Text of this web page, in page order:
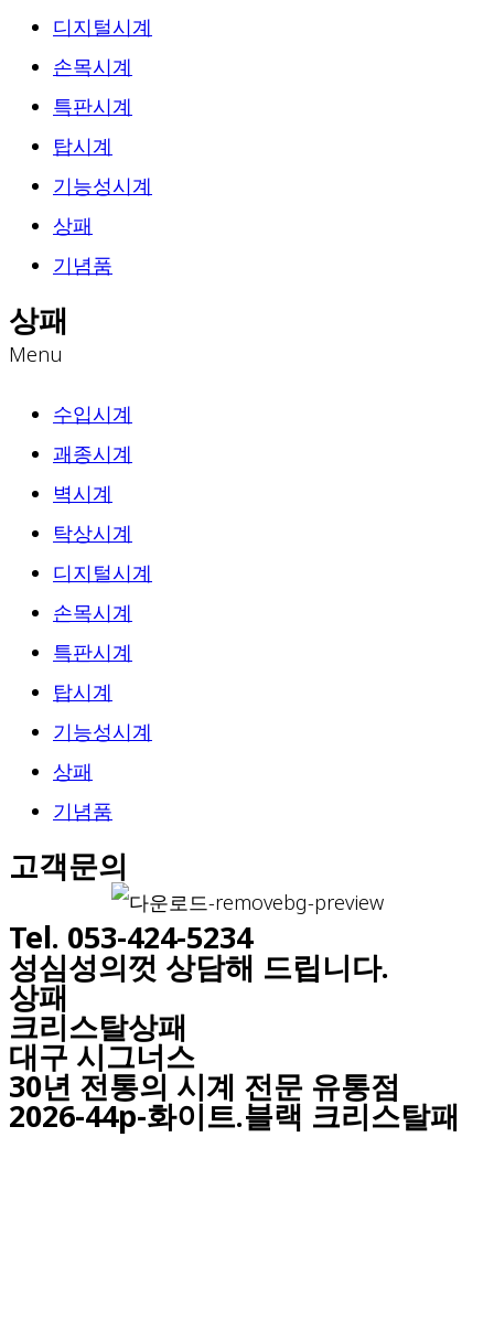
디지털시계
손목시계
특판시계
탑시계
기능성시계
상패
기념품
상패
Menu
수입시계
괘종시계
벽시계
탁상시계
디지털시계
손목시계
특판시계
탑시계
기능성시계
상패
기념품
고객문의
Tel. 053-424-5234
성심성의껏 상담해 드립니다.
상패
크리스탈상패
대구 시그너스
30년 전통의 시계 전문 유통점
2026-44p-화이트.블랙 크리스탈패